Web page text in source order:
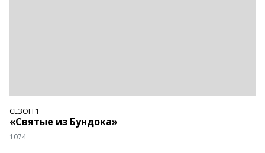
СЕЗОН 1
«Святые из Бундока»
1074